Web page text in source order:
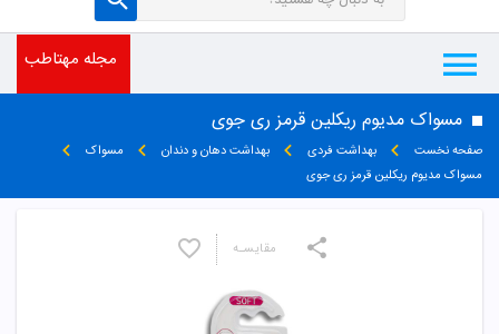
مجله مهتاطب
مسواک مدیوم ریکلین قرمز ری جوی
صفحه نخست بهداشت فردی بهداشت دهان و دندان
مسواک
مسواک مدیوم ریکلین قرمز ری جوی
مقایسـه